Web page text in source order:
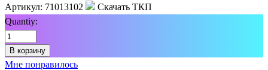
Артикул: 71013102
Скачать ТКП
Quantiy:
В корзину
Мне понравилось